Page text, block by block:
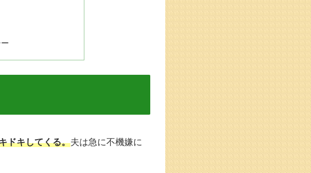
ドキしてくる。夫は急に不機嫌に